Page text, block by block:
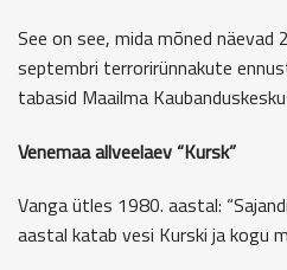
See on see, mida mõned
septembri terrorirünnakute
tabasid Maailma
Venemaa allveelaev “Kursk”
Vanga ütles 1980. aastal:
aastal katab vesi Kurski ja kogu